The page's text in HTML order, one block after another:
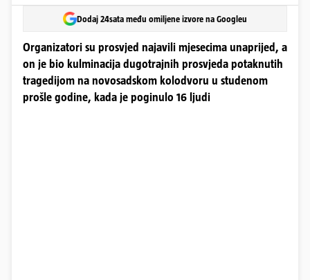
Dodaj 24sata među omiljene izvore na Googleu
Organizatori su prosvjed najavili mjesecima unaprijed, a
on je bio kulminacija dugotrajnih prosvjeda potaknutih
tragedijom na novosadskom kolodvoru u studenom
prošle godine, kada je poginulo 16 ljudi